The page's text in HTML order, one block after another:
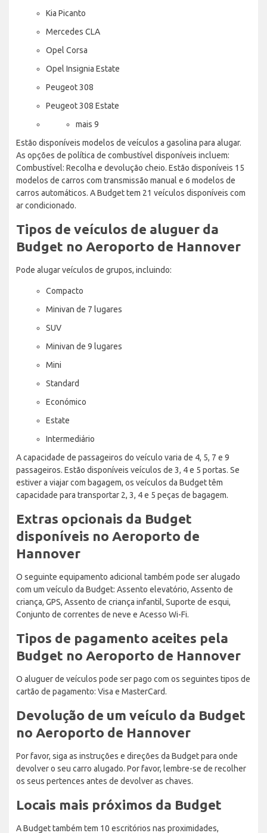
Kia Picanto
Mercedes CLA
Opel Corsa
Opel Insignia Estate
Peugeot 308
Peugeot 308 Estate
mais 9
Estão disponíveis modelos de veículos a gasolina para alugar.
As opções de política de combustível disponíveis incluem:
Combustível: Recolha e devolução cheio. Estão disponíveis 15
modelos de carros com transmissão manual e 6 modelos de
carros automáticos. A Budget tem 21 veículos disponíveis com
ar condicionado.
Tipos de veículos de aluguer da
Budget no Aeroporto de Hannover
Pode alugar veículos de grupos, incluindo:
Compacto
Minivan de 7 lugares
SUV
Minivan de 9 lugares
Mini
Standard
Económico
Estate
Intermediário
A capacidade de passageiros do veículo varia de 4, 5, 7 e 9
passageiros. Estão disponíveis veículos de 3, 4 e 5 portas. Se
estiver a viajar com bagagem, os veículos da Budget têm
capacidade para transportar 2, 3, 4 e 5 peças de bagagem.
Extras opcionais da Budget
disponíveis no Aeroporto de
Hannover
O seguinte equipamento adicional também pode ser alugado
com um veículo da Budget: Assento elevatório, Assento de
criança, GPS, Assento de criança infantil, Suporte de esqui,
Conjunto de correntes de neve e Acesso Wi-Fi.
Tipos de pagamento aceites pela
Budget no Aeroporto de Hannover
O aluguer de veículos pode ser pago com os seguintes tipos de
cartão de pagamento: Visa e MasterCard.
Devolução de um veículo da Budget
no Aeroporto de Hannover
Por favor, siga as instruções e direções da Budget para onde
devolver o seu carro alugado. Por favor, lembre-se de recolher
os seus pertences antes de devolver as chaves.
Locais mais próximos da Budget
A Budget também tem 10 escritórios nas proximidades,